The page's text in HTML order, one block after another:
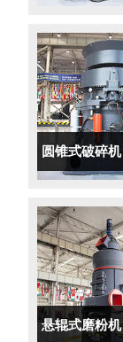
圆锥式破碎机
悬辊式磨粉机